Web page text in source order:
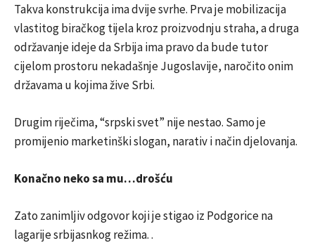
Takva konstrukcija ima dvije svrhe. Prva je mobilizacija
vlastitog biračkog tijela kroz proizvodnju straha, a druga
održavanje ideje da Srbija ima pravo da bude tutor
cijelom prostoru nekadašnje Jugoslavije, naročito onim
državama u kojima žive Srbi.
Drugim riječima, “srpski svet” nije nestao. Samo je
promijenio marketinški slogan, narativ i način djelovanja.
Konačno neko sa mu…drošću
Zato zanimljiv odgovor koji je stigao iz Podgorice na
lagarije srbijasnkog režima. .